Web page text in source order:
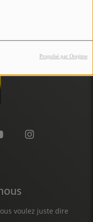
Propulsé par Orejime
voulez juste dire